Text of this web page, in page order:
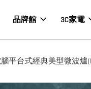
品牌館 3C家電
腦平台式經典美型微波爐